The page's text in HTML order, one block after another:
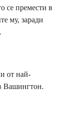
се премести в
му, заради
.
от най-
Вашингтон.